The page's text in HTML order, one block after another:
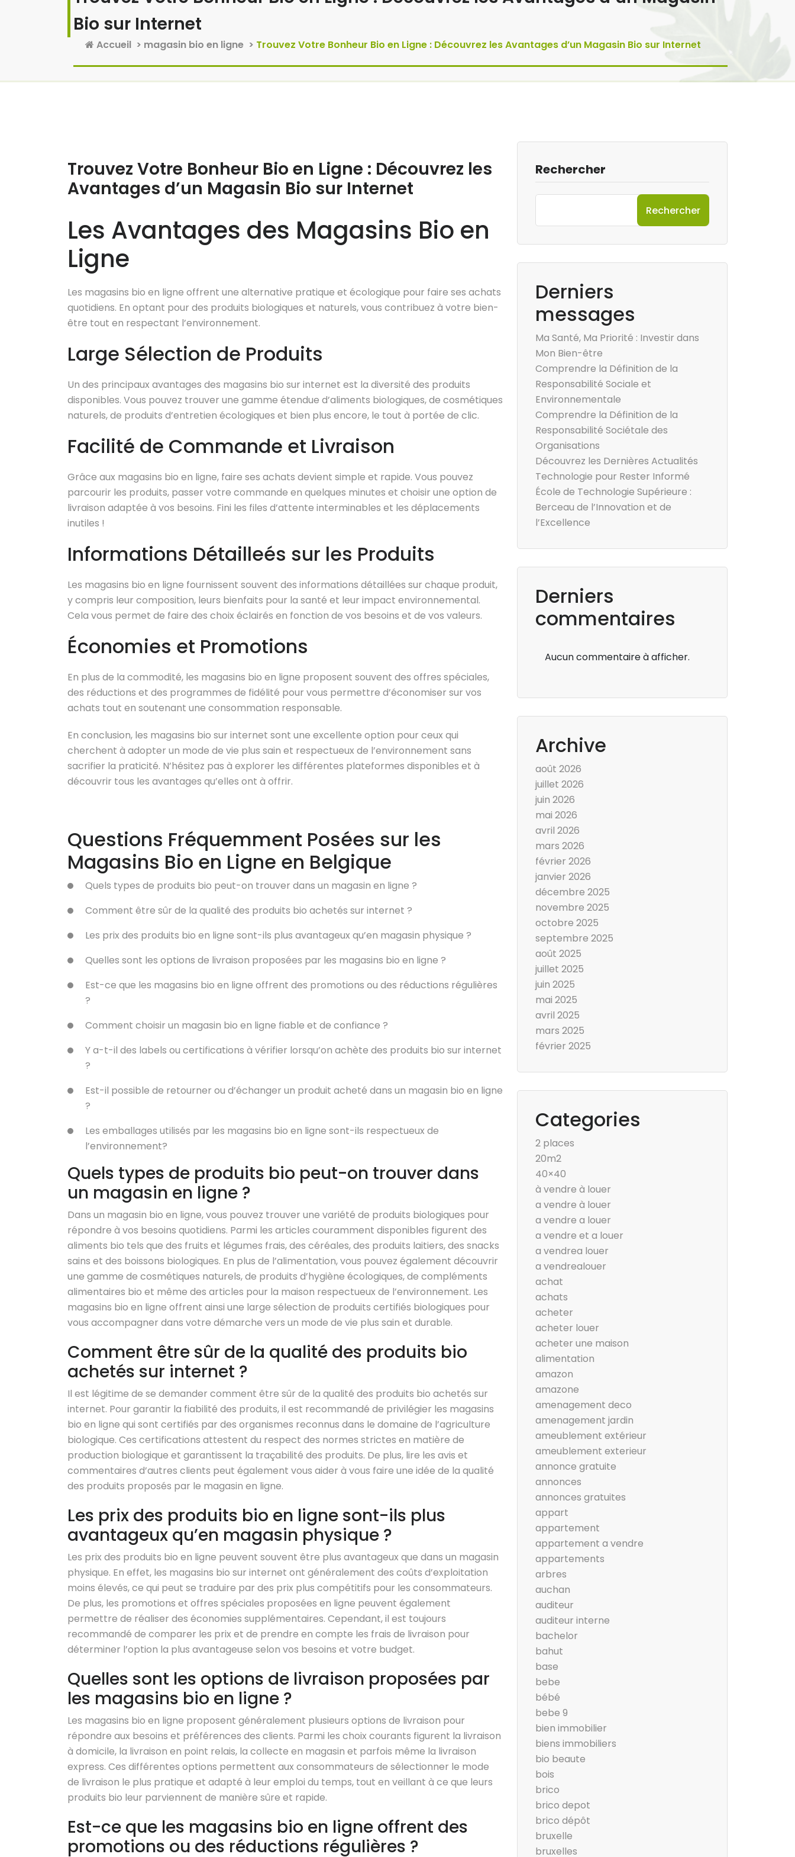
Bio sur Internet
Accueil > magasin bio en ligne > Trouvez Votre Bonheur Bio en Ligne : Découvrez les Avantages d’un Magasin Bio sur Internet
Trouvez Votre Bonheur Bio en Ligne : Découvrez les
Avantages d’un Magasin Bio sur Internet
Les Avantages des Magasins Bio en
Ligne
Les magasins bio en ligne offrent une alternative pratique et écologique pour faire ses achats
quotidiens. En optant pour des produits biologiques et naturels, vous contribuez à votre bien-
être tout en respectant l’environnement.
Large Sélection de Produits
Un des principaux avantages des magasins bio sur internet est la diversité des produits
disponibles. Vous pouvez trouver une gamme étendue d’aliments biologiques, de cosmétiques
naturels, de produits d’entretien écologiques et bien plus encore, le tout à portée de clic.
Facilité de Commande et Livraison
Grâce aux magasins bio en ligne, faire ses achats devient simple et rapide. Vous pouvez
parcourir les produits, passer votre commande en quelques minutes et choisir une option de
livraison adaptée à vos besoins. Fini les files d’attente interminables et les déplacements
inutiles !
Informations Détailleés sur les Produits
Les magasins bio en ligne fournissent souvent des informations détaillées sur chaque produit,
y compris leur composition, leurs bienfaits pour la santé et leur impact environnemental.
Cela vous permet de faire des choix éclairés en fonction de vos besoins et de vos valeurs.
Économies et Promotions
En plus de la commodité, les magasins bio en ligne proposent souvent des offres spéciales,
des réductions et des programmes de fidélité pour vous permettre d’économiser sur vos
achats tout en soutenant une consommation responsable.
En conclusion, les magasins bio sur internet sont une excellente option pour ceux qui
cherchent à adopter un mode de vie plus sain et respectueux de l’environnement sans
sacrifier la praticité. N’hésitez pas à explorer les différentes plateformes disponibles et à
découvrir tous les avantages qu’elles ont à offrir.
Questions Fréquemment Posées sur les
Magasins Bio en Ligne en Belgique
Quels types de produits bio peut-on trouver dans un magasin en ligne ?
Comment être sûr de la qualité des produits bio achetés sur internet ?
Les prix des produits bio en ligne sont-ils plus avantageux qu’en magasin physique ?
Quelles sont les options de livraison proposées par les magasins bio en ligne ?
Est-ce que les magasins bio en ligne offrent des promotions ou des réductions régulières
?
Comment choisir un magasin bio en ligne fiable et de confiance ?
Y a-t-il des labels ou certifications à vérifier lorsqu’on achète des produits bio sur internet
?
Est-il possible de retourner ou d’échanger un produit acheté dans un magasin bio en ligne
?
Les emballages utilisés par les magasins bio en ligne sont-ils respectueux de
l’environnement?
Quels types de produits bio peut-on trouver dans
un magasin en ligne ?
Dans un magasin bio en ligne, vous pouvez trouver une variété de produits biologiques pour
répondre à vos besoins quotidiens. Parmi les articles couramment disponibles figurent des
aliments bio tels que des fruits et légumes frais, des céréales, des produits laitiers, des snacks
sains et des boissons biologiques. En plus de l’alimentation, vous pouvez également découvrir
une gamme de cosmétiques naturels, de produits d’hygiène écologiques, de compléments
alimentaires bio et même des articles pour la maison respectueux de l’environnement. Les
magasins bio en ligne offrent ainsi une large sélection de produits certifiés biologiques pour
vous accompagner dans votre démarche vers un mode de vie plus sain et durable.
Comment être sûr de la qualité des produits bio
achetés sur internet ?
Il est légitime de se demander comment être sûr de la qualité des produits bio achetés sur
internet. Pour garantir la fiabilité des produits, il est recommandé de privilégier les magasins
bio en ligne qui sont certifiés par des organismes reconnus dans le domaine de l’agriculture
biologique. Ces certifications attestent du respect des normes strictes en matière de
production biologique et garantissent la traçabilité des produits. De plus, lire les avis et
commentaires d’autres clients peut également vous aider à vous faire une idée de la qualité
des produits proposés par le magasin en ligne.
Les prix des produits bio en ligne sont-ils plus
avantageux qu’en magasin physique ?
Les prix des produits bio en ligne peuvent souvent être plus avantageux que dans un magasin
physique. En effet, les magasins bio sur internet ont généralement des coûts d’exploitation
moins élevés, ce qui peut se traduire par des prix plus compétitifs pour les consommateurs.
De plus, les promotions et offres spéciales proposées en ligne peuvent également
permettre de réaliser des économies supplémentaires. Cependant, il est toujours
recommandé de comparer les prix et de prendre en compte les frais de livraison pour
déterminer l’option la plus avantageuse selon vos besoins et votre budget.
Quelles sont les options de livraison proposées par
les magasins bio en ligne ?
Les magasins bio en ligne proposent généralement plusieurs options de livraison pour
répondre aux besoins et préférences des clients. Parmi les choix courants figurent la livraison
à domicile, la livraison en point relais, la collecte en magasin et parfois même la livraison
express. Ces différentes options permettent aux consommateurs de sélectionner le mode
de livraison le plus pratique et adapté à leur emploi du temps, tout en veillant à ce que leurs
produits bio leur parviennent de manière sûre et rapide.
Est-ce que les magasins bio en ligne offrent des
promotions ou des réductions régulières ?
Rechercher
Rechercher
Derniers
messages
Ma Santé, Ma Priorité : Investir dans
Mon Bien-être
Comprendre la Définition de la
Responsabilité Sociale et
Environnementale
Comprendre la Définition de la
Responsabilité Sociétale des
Organisations
Découvrez les Dernières Actualités
Technologie pour Rester Informé
École de Technologie Supérieure :
Berceau de l’Innovation et de
l’Excellence
Derniers
commentaires
Aucun commentaire à afficher.
Archive
août 2026
juillet 2026
juin 2026
mai 2026
avril 2026
mars 2026
février 2026
janvier 2026
décembre 2025
novembre 2025
octobre 2025
septembre 2025
août 2025
juillet 2025
juin 2025
mai 2025
avril 2025
mars 2025
février 2025
Categories
2 places
20m2
40×40
à vendre à louer
a vendre à louer
a vendre a louer
a vendre et a louer
a vendrea louer
a vendrealouer
achat
achats
acheter
acheter louer
acheter une maison
alimentation
amazon
amazone
amenagement deco
amenagement jardin
ameublement extérieur
ameublement exterieur
annonce gratuite
annonces
annonces gratuites
appart
appartement
appartement a vendre
appartements
arbres
auchan
auditeur
auditeur interne
bachelor
bahut
base
bebe
bébé
bebe 9
bien immobilier
biens immobiliers
bio beaute
bois
brico
brico depot
brico dépôt
bruxelle
bruxelles